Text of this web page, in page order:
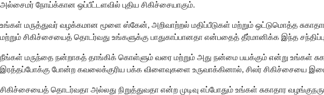
அல்சைமர் நோய்க்கான ஒப்பீட்டளவில் புதிய சிகிச்சையாகும்.
உங்கள் மருத்துவர் வழக்கமான மூளை ஸ்கேன், அறிவாற்றல் மதிப்பீடுகள் மற்றும் ஒட்டுமொத்த
மற்றும் சிகிச்சையைத் தொடர்வது உங்களுக்கு பாதுகாப்பானதா என்பதைத் தீர்மானிக்க இந்த
நீங்கள் மருந்தை நன்றாகத் தாங்கிக் கொள்ளும் வரை மற்றும் அது நன்மை பயக்கும் என்று உங்கள்
இரத்தப்போக்கு போன்ற கவலைக்குரிய பக்க விளைவுகளை உருவாக்கினால், சிலர் சிகிச்சையை
சிகிச்சையைத் தொடர்வதா அல்லது நிறுத்துவதா என்ற முடிவு எப்போதும் உங்கள் சுகாதார